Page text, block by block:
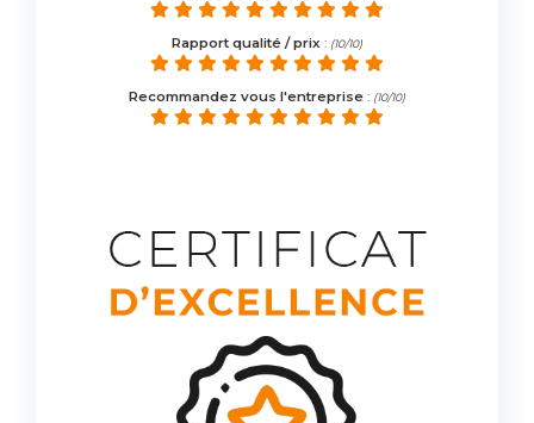
Rapport qualité / prix : (10/10)
Recommandez vous l'entreprise : (10/10)